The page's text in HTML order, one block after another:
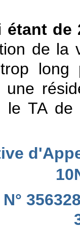
étant de
de la
long
une
le TA